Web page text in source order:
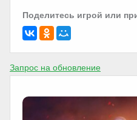
Поделитесь игрой или
Запрос на обновление